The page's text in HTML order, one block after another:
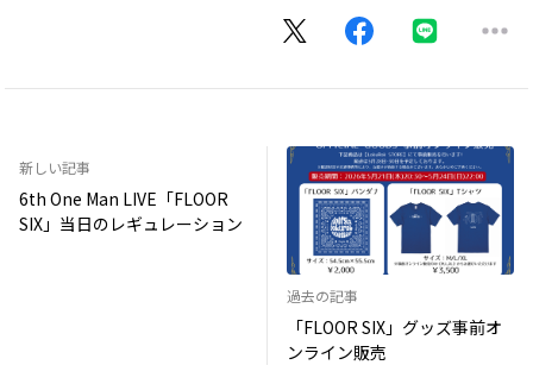
新しい記事
6th One Man LIVE「FLOOR
SIX」当日のレギュレーション
過去の記事
「FLOOR SIX」グッズ事前オ
ンライン販売